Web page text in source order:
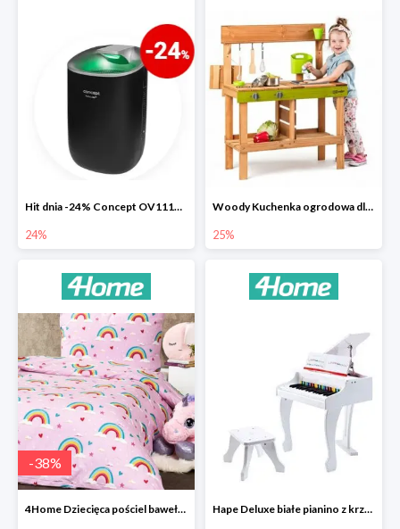
Hit dnia -24% Concept OV1110 osuszacz powietrza Perfect Air
24%
Woody Kuchenka ogrodowa dla dzieci Rosalie
25%
-38%
4Home Dziecięca pościel bawełniana Rainbow Hape Deluxe białe pianino z krzesłem -33%